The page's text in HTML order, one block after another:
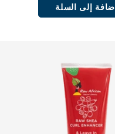
إضافة إلى السلة